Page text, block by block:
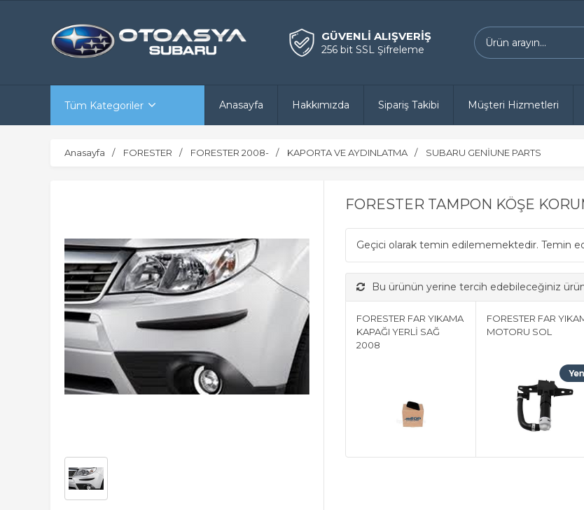
GÜVENLİ ALIŞVERİŞ
256 bit SSL Şifreleme
Tüm Kategoriler Anasayfa Hakkımızda Sipariş Takibi Müşteri Hizmetleri
Anasayfa FORESTER FORESTER 2008- KAPORTA VE AYDINLATMA SUBARU GENİUNE PARTS
FORESTER TAMPON KÖŞE
Geçici olarak temin edilememektedir. Temin
Bu ürünün yerine tercih edebileceğiniz
FORESTER FAR YIKAMA
KAPAĞI YERLİ SAĞ
2008
FORESTER FAR
MOTORU SOL